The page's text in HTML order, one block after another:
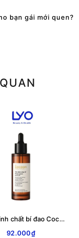
bạn gái mới quen?
f408 - Tinh chất bí đao Cocoon N7 Winter Melon Serum N7 30ml
92.000₫